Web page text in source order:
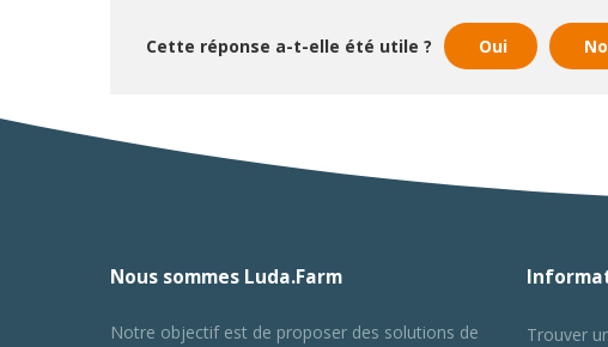
Cette réponse a-t-elle été utile ? Oui
Nous sommes Luda.Farm
Notre objectif est de proposer des solutions de
Trouver